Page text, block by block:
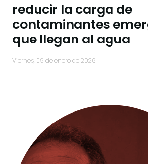
reducir la carga de
contaminantes
que llegan al agua
viernes, 09 de enero de 2026